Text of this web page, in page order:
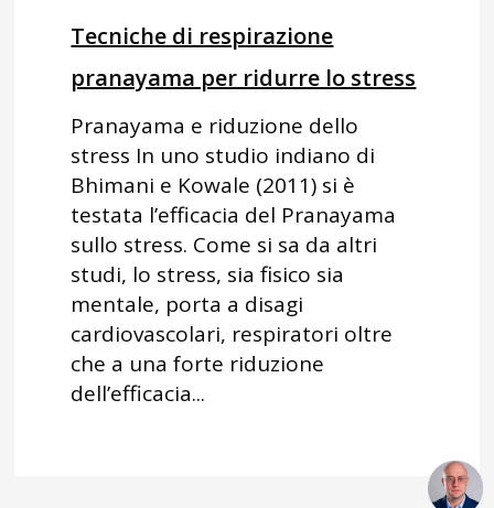
Tecniche di respirazione
pranayama per ridurre lo stress
Pranayama e riduzione dello
stress In uno studio indiano di
Bhimani e Kowale (2011) si è
testata l’efficacia del Pranayama
sullo stress. Come si sa da altri
studi, lo stress, sia fisico sia
mentale, porta a disagi
cardiovascolari, respiratori oltre
che a una forte riduzione
dell’efficacia...